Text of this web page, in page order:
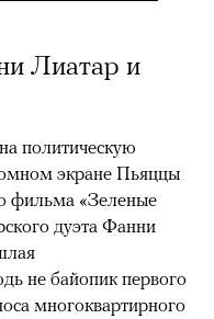
Лиатар и
политическую
экране Пьяццы
фильма «Зеленые
дуэта Фанни
не байопик первого
многоквартирного